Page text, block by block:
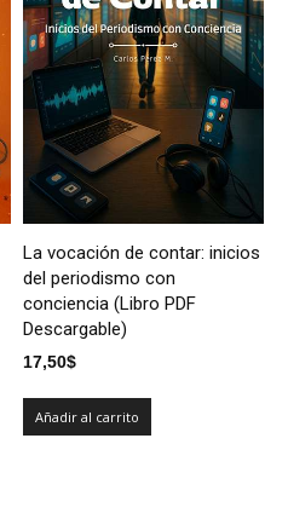
La vocación de contar: inicios
del periodismo con
conciencia (Libro PDF
Descargable)
17,50$
Añadir al carrito